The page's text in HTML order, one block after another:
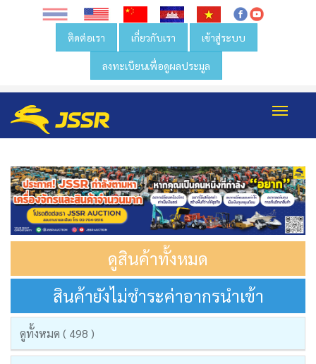
ติดต่อเรา เกี่ยวกับเรา เข้าสู่ระบบ
ลงทะเบียนเพื่อดูผลประมูล
ดูสินค้าทั้งหมด
สินค้ายังไม่ชำระค่าอากรนำเข้า
ดูทั้งหมด ( 498 )